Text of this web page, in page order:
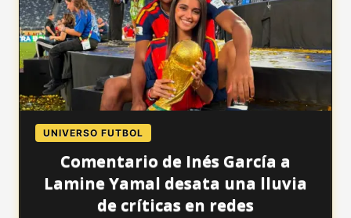
UNIVERSO FUTBOL
Comentario de Inés García a
Lamine Yamal desata una lluvia
de críticas en redes